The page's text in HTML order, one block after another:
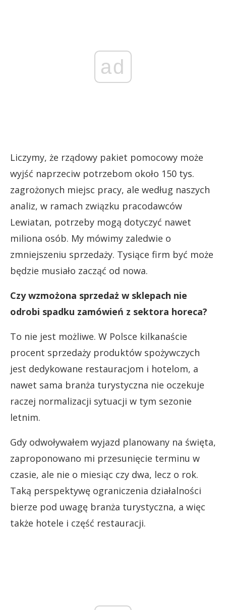
ad
Liczymy, że rządowy pakiet pomocowy może
wyjść naprzeciw potrzebom około 150 tys.
zagrożonych miejsc pracy, ale według naszych
analiz, w ramach związku pracodawców
Lewiatan, potrzeby mogą dotyczyć nawet
miliona osób. My mówimy zaledwie o
zmniejszeniu sprzedaży. Tysiące firm być może
będzie musiało zacząć od nowa.
Czy wzmożona sprzedaż w sklepach nie
odrobi spadku zamówień z sektora horeca?
To nie jest możliwe. W Polsce kilkanaście
procent sprzedaży produktów spożywczych
jest dedykowane restauracjom i hotelom, a
nawet sama branża turystyczna nie oczekuje
raczej normalizacji sytuacji w tym sezonie
letnim.
Gdy odwoływałem wyjazd planowany na święta,
zaproponowano mi przesunięcie terminu w
czasie, ale nie o miesiąc czy dwa, lecz o rok.
Taką perspektywę ograniczenia działalności
bierze pod uwagę branża turystyczna, a więc
także hotele i część restauracji.